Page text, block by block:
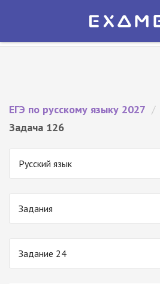
Экзамер — ЕГЭ 2027
ЕГЭ по русскому языку 2027 /
Задача 126
Русский язык
Задания
Задание 24